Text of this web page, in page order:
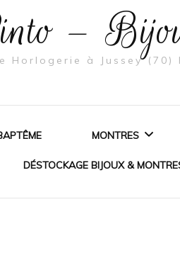
–
Horlogerie à Jussey (70)
MONTRES
DÉSTOCKAGE BIJOUX &